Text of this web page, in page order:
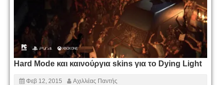
Hard Mode και καινούργια skins για το Dying Light
Φεβ 12, 2015 Αχιλλέας Παντής